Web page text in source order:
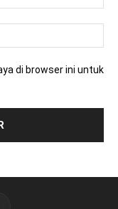
di browser ini untuk